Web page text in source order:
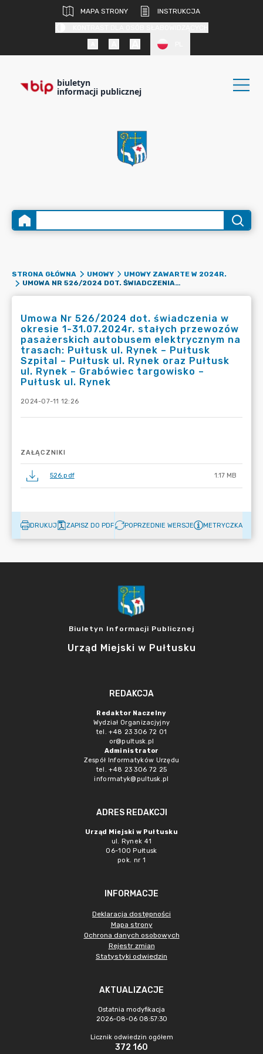
MAPA STRONY
INSTRUKCJA
biuletyn
informacji publicznej
STRONA GŁÓWNA UMOWY
UMOWY ZAWARTE W 2024R.
UMOWA NR 526/2024 DOT. ŚWIADCZENIA W OKRESIE 1-31.07.2024R. STAŁYCH PRZEWOZÓW PASAŻERSKICH AUTOBUSEM ELEKTRYCZNYM NA TRASACH: PUŁTUSK UL. RYNEK – PUŁTUSK SZPITAL – PUŁTUSK UL. RYNEK ORAZ PUŁTUSK UL. RYNEK – GRABÓWIEC TARGOWISKO – PUŁTUSK UL. RYNEK
Umowa Nr 526/2024 dot. świadczenia w
okresie 1-31.07.2024r. stałych przewozów
pasażerskich autobusem elektrycznym na
trasach: Pułtusk ul. Rynek – Pułtusk
Szpital – Pułtusk ul. Rynek oraz Pułtusk
ul. Rynek – Grabówiec targowisko –
Pułtusk ul. Rynek
2024-07-11 12:26
ZAŁĄCZNIKI
526.pdf 1.17 MB
DRUKUJ ZAPISZ DO PDF POPRZEDNIE WERSJE METRYCZKA
Biuletyn Informacji Publicznej
Urząd Miejski w Pułtusku
REDAKCJA
Redaktor Naczelny
Wydział Organizacjyjny
tel. +48 23 306 72 01
or@pultusk.pl
Administrator
Zespół Informatyków Urzędu
tel. +48 23 306 72 25
informatyk@pultusk.pl
ADRES REDAKCJI
Urząd Miejski w Pułtusku
ul. Rynek 41
06-100 Pułtusk
pok. nr 1
INFORMACJE
Deklaracja dostępności
Mapa strony
Ochrona danych osobowych
Rejestr zmian
Statystyki odwiedzin
AKTUALIZACJE
Ostatnia modyfikacja
2026-08-06 08:57:30
Licznik odwiedzin ogółem
372 160